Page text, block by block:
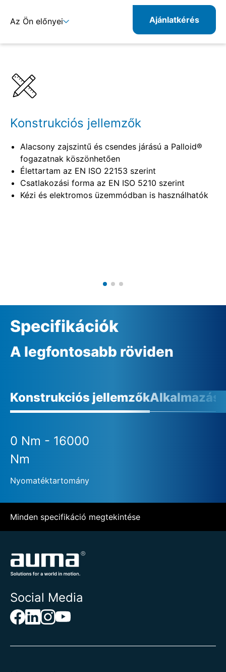
Az Ön előnyei Ajánlatkérés
Konstrukciós jellemzők
Alacsony zajszintű és csendes járású a Palloid®
fogazatnak köszönhetően
Élettartam az EN ISO 22153 szerint
Csatlakozási forma az EN ISO 5210 szerint
Kézi és elektromos üzemmódban is használhatók
Specifikációk
A legfontosabb röviden
Konstrukciós jellemzők
0 Nm - 16000
Nm
Nyomatéktartomány
Minden specifikáció megtekintése
Social Media